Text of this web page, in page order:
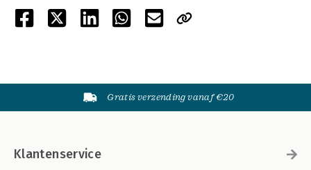
Gratis verzending vanaf €20
Klantenservice